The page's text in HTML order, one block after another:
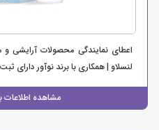
اعطای نمایندگی محصولات آرایشی
لنسلاو | همکاری با برند نوآور دارای
مشاهده اطلاعات